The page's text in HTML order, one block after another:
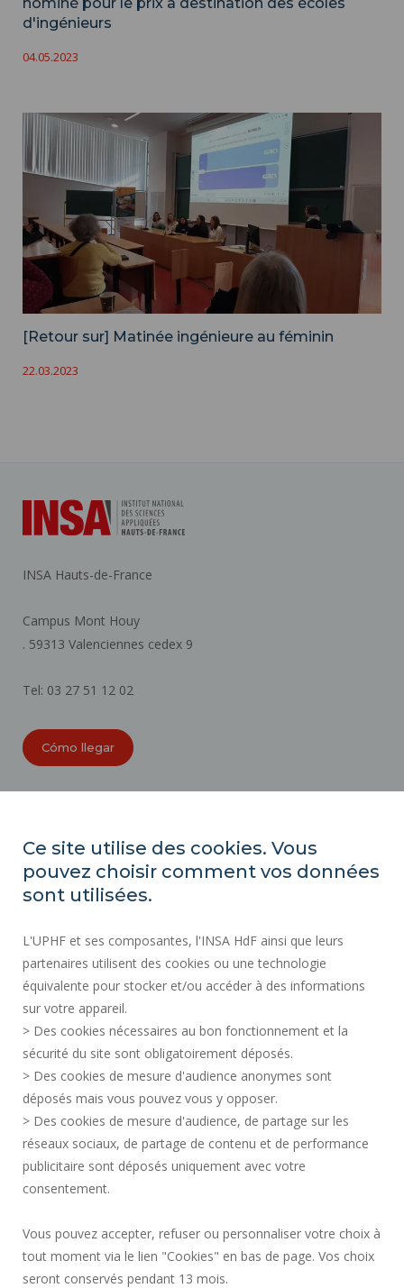
d'ingénieurs
04.05.2023
[Retour sur] Matinée ingénieure au féminin
22.03.2023
INSA Hauts-de-France
Campus Mont Houy
. 59313 Valenciennes cedex 9
Tel: 03 27 51 12 02
Cómo llegar
ÍNDICE DE IGUALDAD PROFESIONAL
MAPA DEL SITIO
DATOS PERSONALES
CONTRATACIÓN PÚBLICA
INFORMACIÓN LEGAL
CONTRATACIÓN
CRÉDITOS
SALA DE PRENSA
SERVICIOS PÚBLICOS +
CONTACTOS
GESTIÓN DE COOKIES
¡Únete a nosotros!
Ce site utilise des cookies. Vous
pouvez choisir comment vos données
sont utilisées.
L'UPHF et ses composantes, l'INSA HdF ainsi que leurs
partenaires utilisent des cookies ou une technologie
équivalente pour stocker et/ou accéder à des informations
sur votre appareil.
> Des cookies nécessaires au bon fonctionnement et la
sécurité du site sont obligatoirement déposés.
> Des cookies de mesure d'audience anonymes sont
déposés mais vous pouvez vous y opposer.
> Des cookies de mesure d'audience, de partage sur les
réseaux sociaux, de partage de contenu et de performance
publicitaire sont déposés uniquement avec votre
consentement.
Vous pouvez accepter, refuser ou personnaliser votre choix à
tout moment via le lien "Cookies" en bas de page. Vos choix
seront conservés pendant 13 mois.